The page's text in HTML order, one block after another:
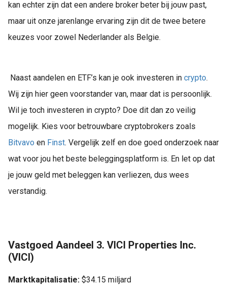
kan echter zijn dat een andere broker beter bij jouw past,
maar uit onze jarenlange ervaring zijn dit de twee betere
keuzes voor zowel Nederlander als Belgie.
Naast aandelen en ETF’s kan je ook investeren in crypto.
Wij zijn hier geen voorstander van, maar dat is persoonlijk.
Wil je toch investeren in crypto? Doe dit dan zo veilig
mogelijk. Kies voor betrouwbare cryptobrokers zoals
Bitvavo en Finst. Vergelijk zelf en doe goed onderzoek naar
wat voor jou het beste beleggingsplatform is. En let op dat
je jouw geld met beleggen kan verliezen, dus wees
verstandig.
Vastgoed Aandeel 3. VICI Properties Inc.
(VICI)
Marktkapitalisatie: $34.15 miljard